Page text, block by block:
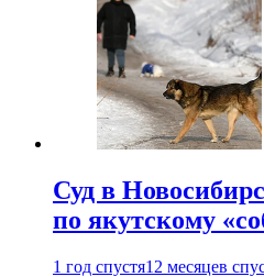
Суд в
по якутскому
1 год спустя12 месяцев